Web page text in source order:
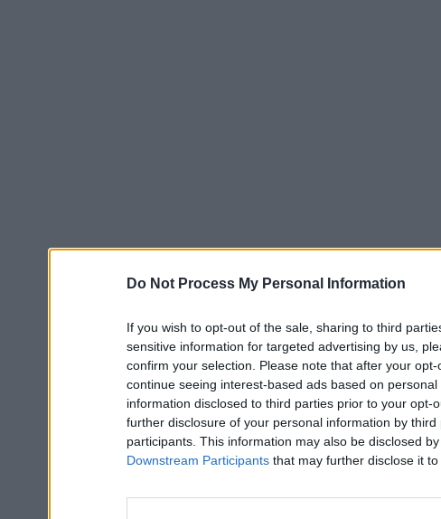
Do Not Process My Personal Information
If you wish to opt-out of the sale, sharing to third
sensitive information for targeted advertising by us,
confirm your selection. Please note that after your
continue seeing interest-based ads based on
information disclosed to third parties prior to your opt-
further disclosure of your personal information by third
participants. This information may also be disclosed
Downstream Participants that may further disclose it